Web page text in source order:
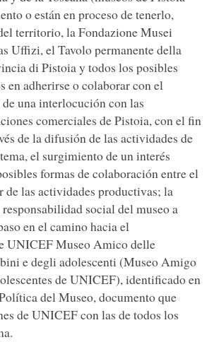
o están en proceso de tenerlo,
territorio, la Fondazione Musei
Uffizi, el Tavolo permanente della
di Pistoia y todos los posibles
en adherirse o colaborar con el
una interlocución con las
comerciales de Pistoia, con el fin
de la difusión de las actividades de
el surgimiento de un interés
formas de colaboración entre el
de las actividades productivas; la
social del museo a
en el camino hacia el
UNICEF Museo Amico delle
e degli adolescenti (Museo Amigo
de UNICEF), identificado en
del Museo, documento que
de UNICEF con las de todos los